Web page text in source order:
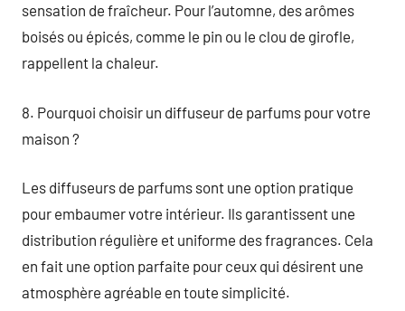
sensation de fraîcheur. Pour l’automne, des arômes
boisés ou épicés, comme le pin ou le clou de girofle,
rappellent la chaleur.
8. Pourquoi choisir un diffuseur de parfums pour votre
maison ?
Les diffuseurs de parfums sont une option pratique
pour embaumer votre intérieur. Ils garantissent une
distribution régulière et uniforme des fragrances. Cela
en fait une option parfaite pour ceux qui désirent une
atmosphère agréable en toute simplicité.